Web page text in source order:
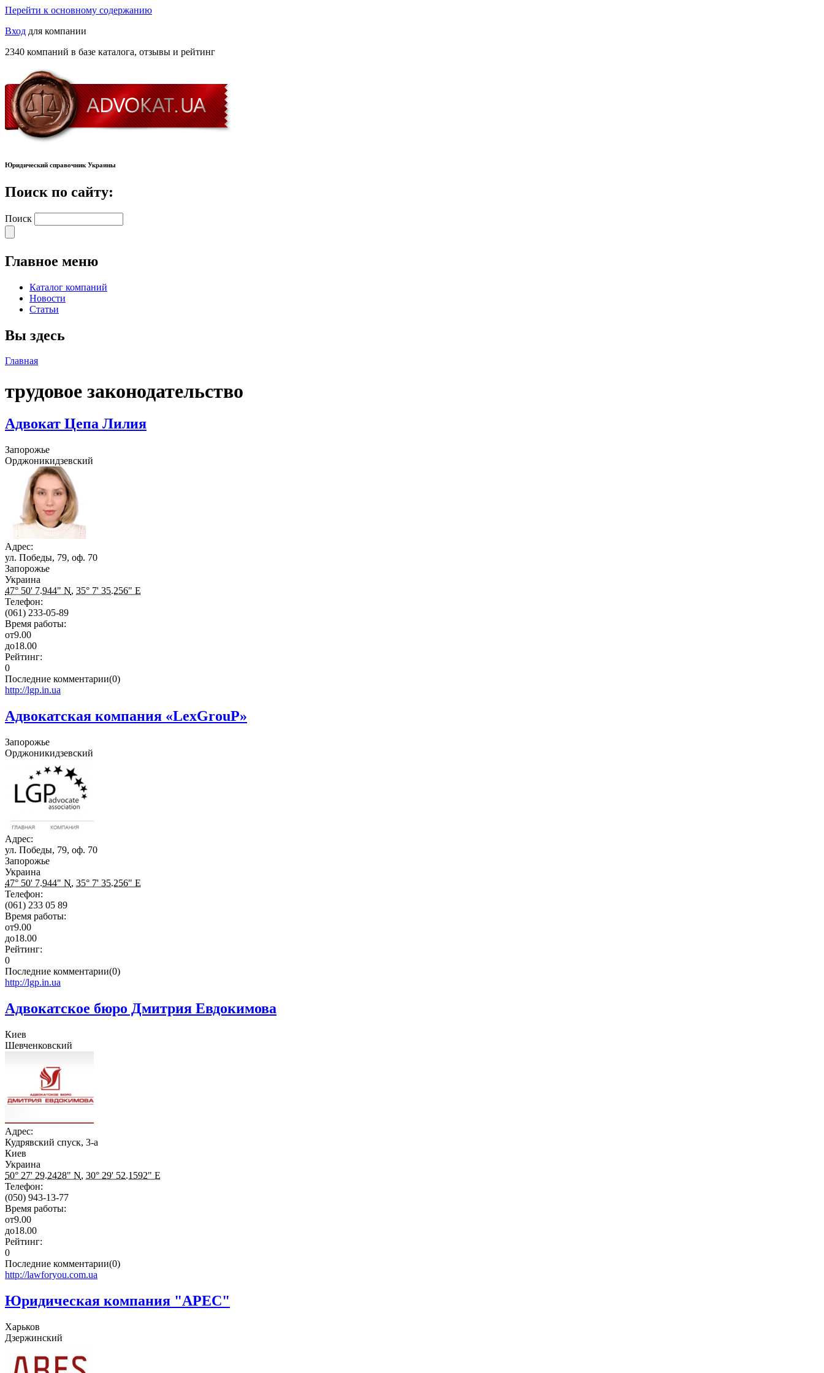
Перейти к основному содержанию
Вход для компании
2340 компаний в базе каталога, отзывы и рейтинг
Юридический справочник Украины
Поиск по сайту:
Поиск
Главное меню
Каталог компаний
Новости
Статьи
Вы здесь
Главная
трудовое законодательство
Адвокат Цепа Лилия
Запорожье
Орджоникидзевский
Адрес:
ул. Победы, 79, оф. 70
Запорожье
Украина
47° 50' 7.944" N, 35° 7' 35.256" E
Телефон:
(061) 233-05-89
Время работы:
от9.00
до18.00
Рейтинг:
0
Последние комментарии(0)
http://lgp.in.ua
Адвокатская компания «LexGrouP»
Запорожье
Орджоникидзевский
Адрес:
ул. Победы, 79, оф. 70
Запорожье
Украина
47° 50' 7.944" N, 35° 7' 35.256" E
Телефон:
(061) 233 05 89
Время работы:
от9.00
до18.00
Рейтинг:
0
Последние комментарии(0)
http://lgp.in.ua
Адвокатское бюро Дмитрия Евдокимова
Киев
Шевченковский
Адрес:
Кудрявский спуск, 3-а
Киев
Украина
50° 27' 29.2428" N, 30° 29' 52.1592" E
Телефон:
(050) 943-13-77
Время работы:
от9.00
до18.00
Рейтинг:
0
Последние комментарии(0)
http://lawforyou.com.ua
Юридическая компания "АРЕС"
Харьков
Дзержинский